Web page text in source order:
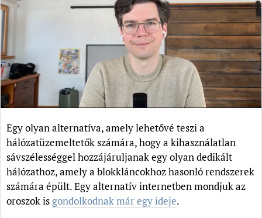
Egy olyan alternatíva, amely lehetővé teszi a
hálózatüzemeltetők számára, hogy a kihasználatlan
sávszélességgel hozzájáruljanak egy olyan dedikált
hálózathoz, amely a blokkláncokhoz hasonló rendszerek
számára épült. Egy alternatív internetben mondjuk az
oroszok is gondolkodnak már egy ideje.